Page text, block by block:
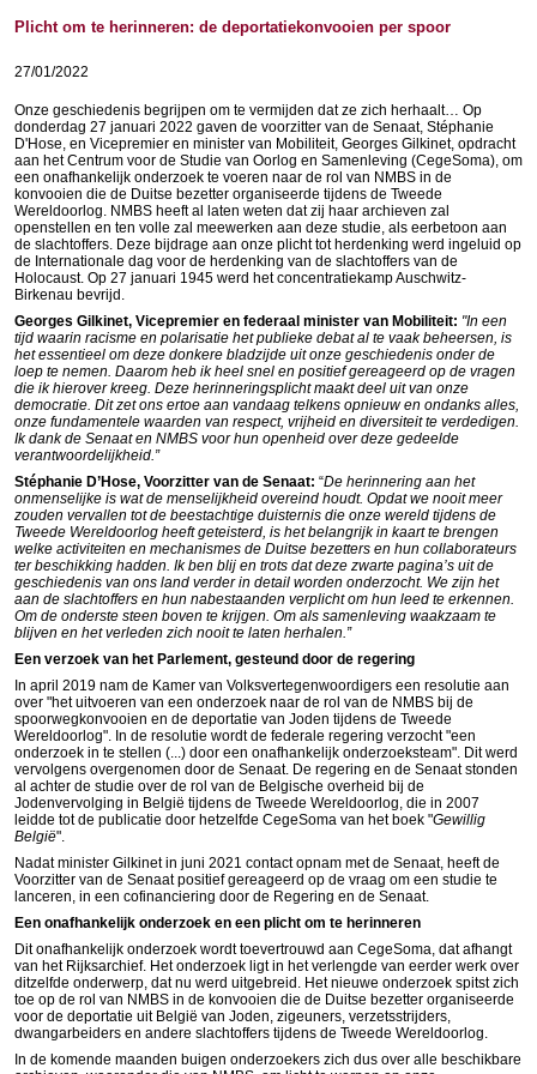
Plicht om te herinneren: de deportatiekonvooien per spoor
27/01/2022
Onze geschiedenis begrijpen om te vermijden dat ze zich herhaalt… Op
donderdag 27 januari 2022 gaven de voorzitter van de Senaat, Stéphanie
D'Hose, en Vicepremier en minister van Mobiliteit, Georges Gilkinet, opdracht
aan het Centrum voor de Studie van Oorlog en Samenleving (CegeSoma), om
een onafhankelijk onderzoek te voeren naar de rol van NMBS in de
konvooien die de Duitse bezetter organiseerde tijdens de Tweede
Wereldoorlog. NMBS heeft al laten weten dat zij haar archieven zal
openstellen en ten volle zal meewerken aan deze studie, als eerbetoon aan
de slachtoffers. Deze bijdrage aan onze plicht tot herdenking werd ingeluid op
de Internationale dag voor de herdenking van de slachtoffers van de
Holocaust. Op 27 januari 1945 werd het concentratiekamp Auschwitz-
Birkenau bevrijd.
Georges Gilkinet, Vicepremier en federaal minister van Mobiliteit: "In een
tijd waarin racisme en polarisatie het publieke debat al te vaak beheersen, is
het essentieel om deze donkere bladzijde uit onze geschiedenis onder de
loep te nemen. Daarom heb ik heel snel en positief gereageerd op de vragen
die ik hierover kreeg. Deze herinneringsplicht maakt deel uit van onze
democratie. Dit zet ons ertoe aan vandaag telkens opnieuw en ondanks alles,
onze fundamentele waarden van respect, vrijheid en diversiteit te verdedigen.
Ik dank de Senaat en NMBS voor hun openheid over deze gedeelde
verantwoordelijkheid.”
Stéphanie D’Hose, Voorzitter van de Senaat: “De herinnering aan het
onmenselijke is wat de menselijkheid overeind houdt. Opdat we nooit meer
zouden vervallen tot de beestachtige duisternis die onze wereld tijdens de
Tweede Wereldoorlog heeft geteisterd, is het belangrijk in kaart te brengen
welke activiteiten en mechanismes de Duitse bezetters en hun collaborateurs
ter beschikking hadden. Ik ben blij en trots dat deze zwarte pagina’s uit de
geschiedenis van ons land verder in detail worden onderzocht. We zijn het
aan de slachtoffers en hun nabestaanden verplicht om hun leed te erkennen.
Om de onderste steen boven te krijgen. Om als samenleving waakzaam te
blijven en het verleden zich nooit te laten herhalen.”
Een verzoek van het Parlement, gesteund door de regering
In april 2019 nam de Kamer van Volksvertegenwoordigers een resolutie aan
over "het uitvoeren van een onderzoek naar de rol van de NMBS bij de
spoorwegkonvooien en de deportatie van Joden tijdens de Tweede
Wereldoorlog". In de resolutie wordt de federale regering verzocht "een
onderzoek in te stellen (...) door een onafhankelijk onderzoeksteam". Dit werd
vervolgens overgenomen door de Senaat. De regering en de Senaat stonden
al achter de studie over de rol van de Belgische overheid bij de
Jodenvervolging in België tijdens de Tweede Wereldoorlog, die in 2007
leidde tot de publicatie door hetzelfde CegeSoma van het boek "Gewillig
België".
Nadat minister Gilkinet in juni 2021 contact opnam met de Senaat, heeft de
Voorzitter van de Senaat positief gereageerd op de vraag om een studie te
lanceren, in een cofinanciering door de Regering en de Senaat.
Een onafhankelijk onderzoek en een plicht om te herinneren
Dit onafhankelijk onderzoek wordt toevertrouwd aan CegeSoma, dat afhangt
van het Rijksarchief. Het onderzoek ligt in het verlengde van eerder werk over
ditzelfde onderwerp, dat nu werd uitgebreid. Het nieuwe onderzoek spitst zich
toe op de rol van NMBS in de konvooien die de Duitse bezetter organiseerde
voor de deportatie uit België van Joden, zigeuners, verzetsstrijders,
dwangarbeiders en andere slachtoffers tijdens de Tweede Wereldoorlog.
In de komende maanden buigen onderzoekers zich dus over alle beschikbare